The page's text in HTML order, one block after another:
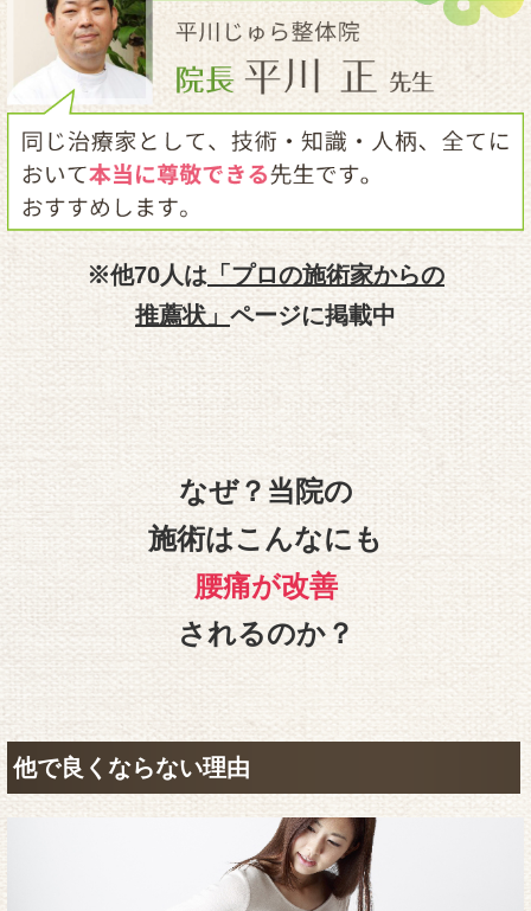
※他70人は 「プロの施術家からの
推薦状」 ページに掲載中
なぜ？当院の
施術はこんなにも
腰痛が改善
されるのか？
他で良くならない理由